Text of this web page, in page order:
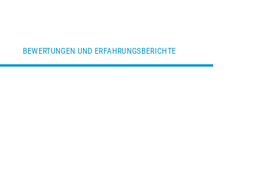
BEWERTUNGEN UND ERFAHRUNGSBERICHTE